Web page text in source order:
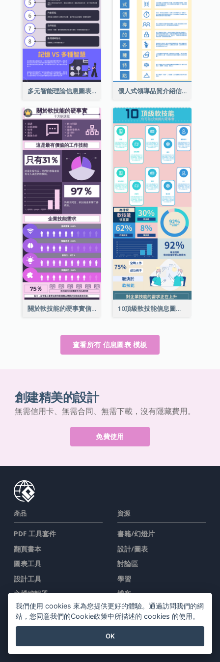
多元智能理論信息圖表 僕人式領導品質介紹信息圖表
關於軟技能的硬事實信息圖表 10頂級軟技能信息圖表
查看所有 信息圖表 模板
創建精美的設計
無需信用卡、無需合同、無需下載，沒有隱藏費用。
免費使用
產品
PDF 工具套件
翻頁書本
圖表工具
設計工具
文檔編輯器
简报製作工具
資源
書籍/幻燈片
設計/圖表
討論區
學習
博客
知識
我們使用 cookies 來為您提供更好的體驗。通過訪問我們的網
站，您同意我們的Cookie政策中所描述的 cookies 的使用。
OK